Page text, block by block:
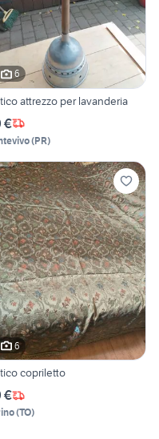
6
attrezzo per lavanderia
€
(PR)
6
copriletto
€
(TO)